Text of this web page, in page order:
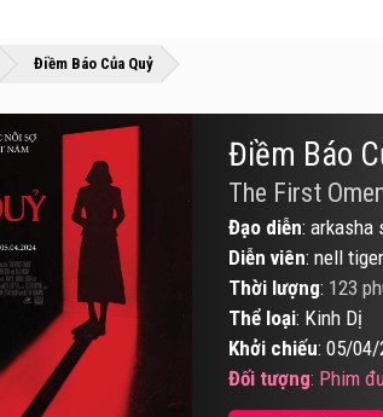
»»
Điềm Báo Của Quỷ
Điềm Báo
The First
Đạo diễn: arkasha
Diễn viên: nell
Thời lượng: 123
Thể loại: Kinh Dị
Khởi chiếu: 05/
Đối tượng: Phim